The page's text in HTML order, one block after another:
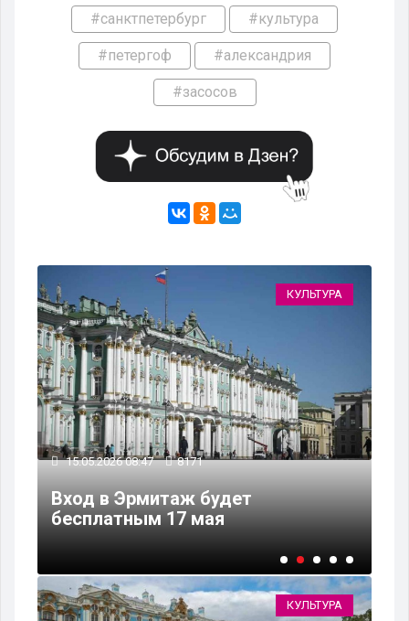
#санктпетербург #культура
#петергоф #александрия
#засосов
КУЛЬТУРА
15.05.2026 08:47 8171
Вход в Эрмитаж будет
бесплатным 17 мая
КУЛЬТУРА